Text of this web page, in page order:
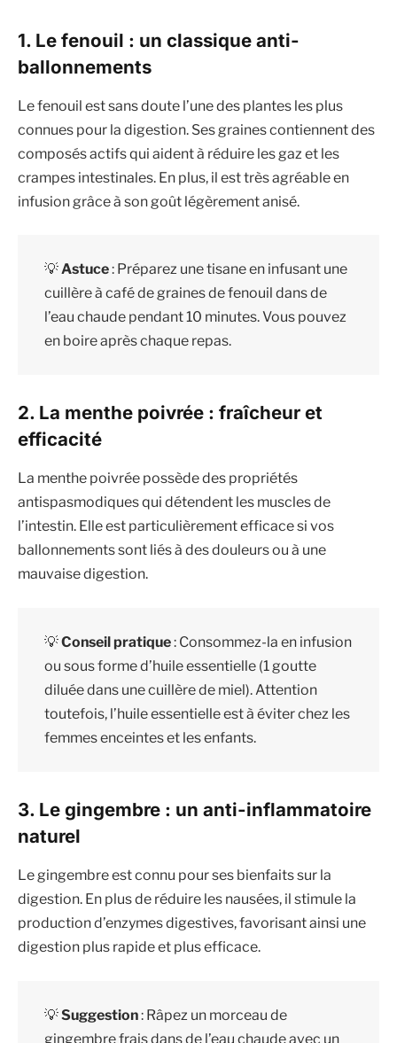
1. Le fenouil : un classique anti-
ballonnements
Le fenouil est sans doute l’une des plantes les plus
connues pour la digestion. Ses graines contiennent des
composés actifs qui aident à réduire les gaz et les
crampes intestinales. En plus, il est très agréable en
infusion grâce à son goût légèrement anisé.
💡Astuce: Préparez une tisane en infusant une
cuillère à café de graines de fenouil dans de
l’eau chaude pendant 10 minutes. Vous pouvez
en boire après chaque repas.
2. La menthe poivrée : fraîcheur et
efficacité
La menthe poivrée possède des propriétés
antispasmodiques qui détendent les muscles de
l’intestin. Elle est particulièrement efficace si vos
ballonnements sont liés à des douleurs ou à une
mauvaise digestion.
💡Conseil pratique: Consommez-la en infusion
ou sous forme d’huile essentielle (1 goutte
diluée dans une cuillère de miel). Attention
toutefois, l’huile essentielle est à éviter chez les
femmes enceintes et les enfants.
3. Le gingembre : un anti-inflammatoire
naturel
Le gingembre est connu pour ses bienfaits sur la
digestion. En plus de réduire les nausées, il stimule la
production d’enzymes digestives, favorisant ainsi une
digestion plus rapide et plus efficace.
💡Suggestion: Râpez un morceau de
gingembre frais dans de l’eau chaude avec un